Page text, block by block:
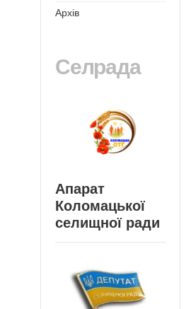
Архів
Селрада
Апарат
Коломацької
селищної ради